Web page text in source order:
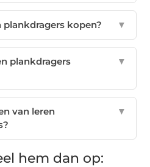
plankdragers kopen? ▼
plankdragers
▼
van leren
▼
hem dan op: